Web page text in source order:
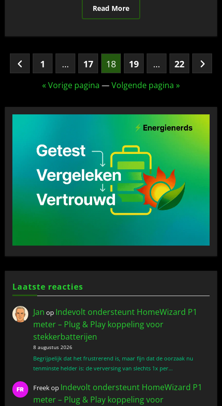
Read More
Berichten
paginering
1 … 17 18 19 … 22
« Vorige pagina —Volgende pagina »
Laatste reacties
Jan op Indevolt ondersteunt HomeWizard P1
meter – Plug & Play koppeling voor
stekkerbatterijen
8 augustus 2026
Begrijpelijk dat het frustrerend is, maar fijn dat de oorzaak nu
tenminste helder is: de verversing van slechts 1x per…
Freekop Indevolt ondersteunt HomeWizard P1
meter – Plug & Play koppeling voor